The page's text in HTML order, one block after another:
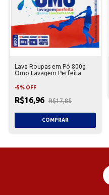
Lava Roupas em Pó 800g
Omo Lavagem Perfeita
-5% OFF
R$16,96 R$17,85